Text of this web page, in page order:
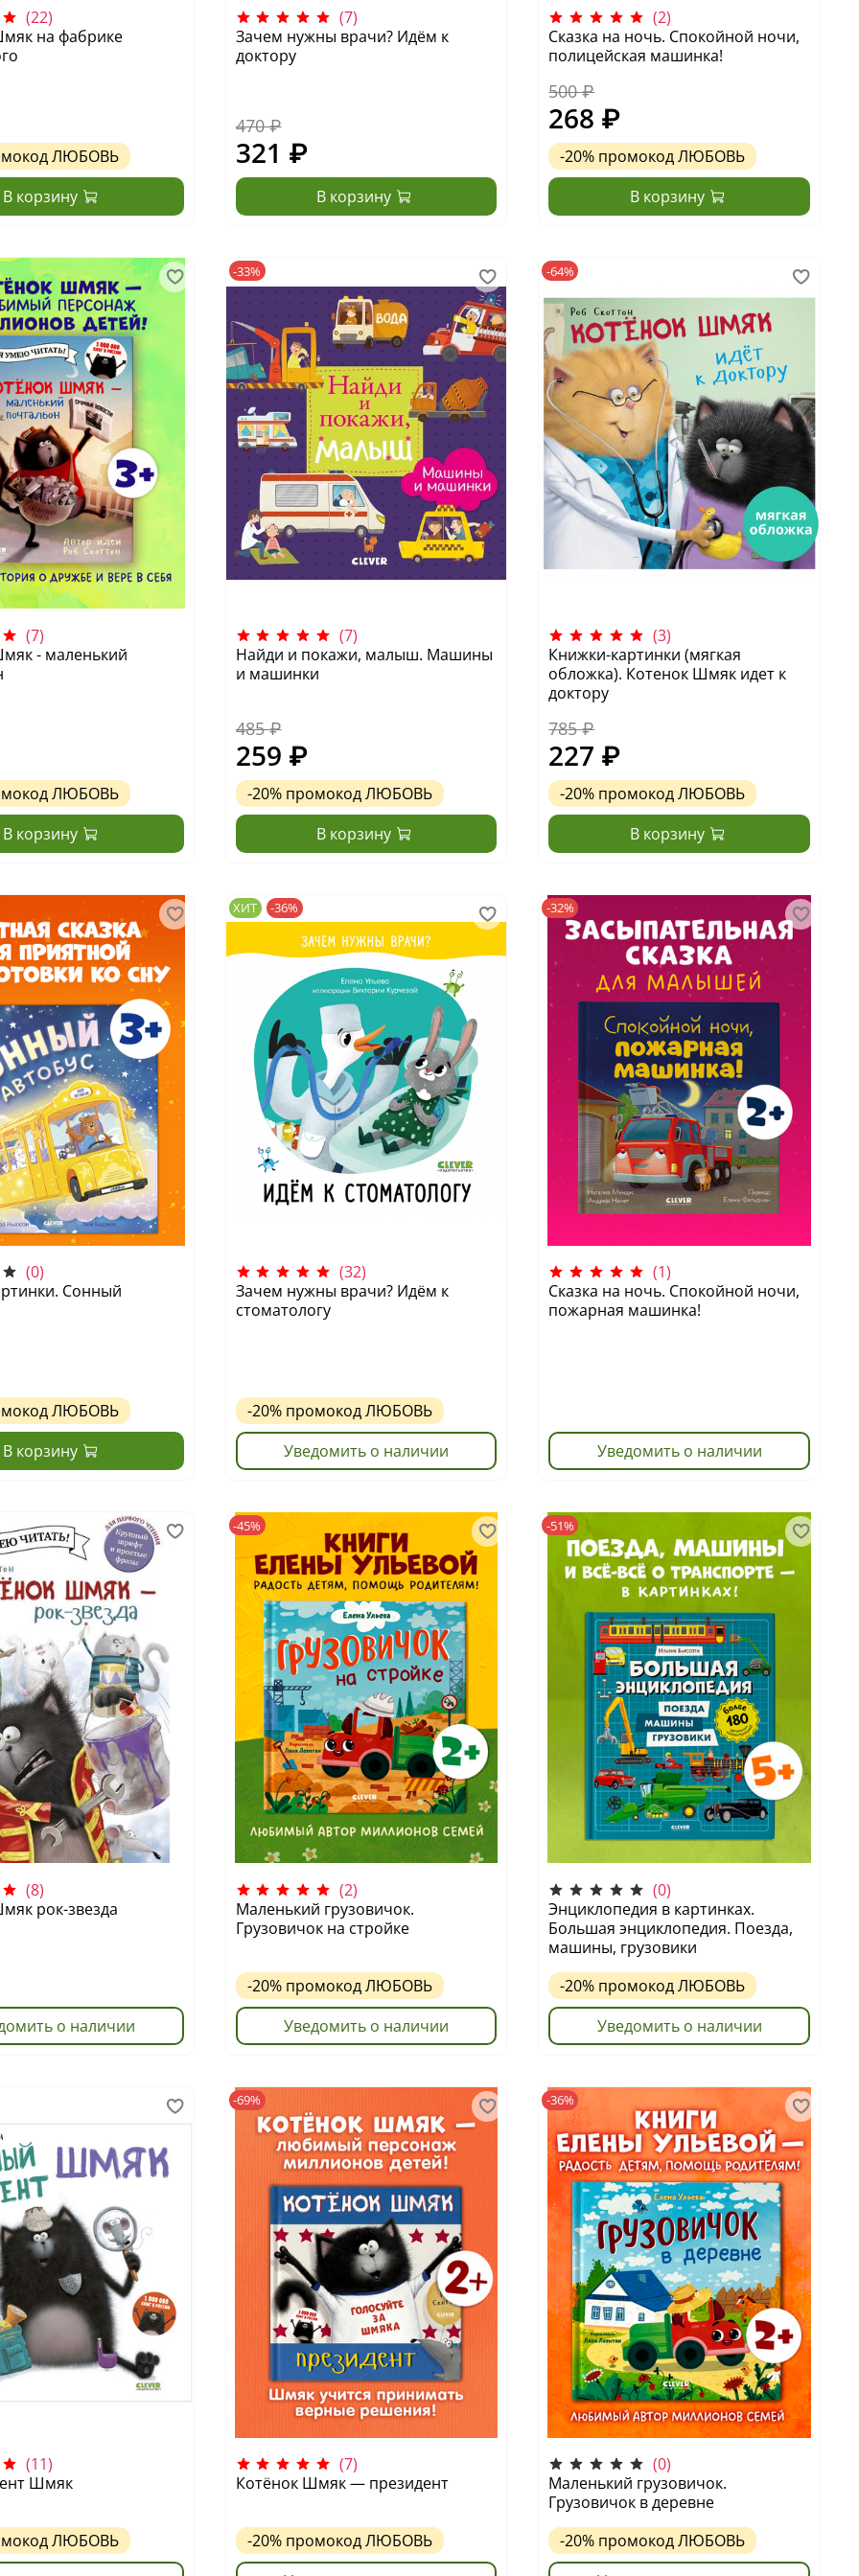
(22)
на фабрике
ЛЮБОВЬ
В корзину
(7)
Зачем нужны врачи? Идём к
доктору
470 ₽
321 ₽
В корзину
(2)
Сказка на ночь. Спокойной ночи,
полицейская машинка!
500 ₽
268 ₽
-20% промокодЛЮБОВЬ
В корзину
(7)
- маленький
ЛЮБОВЬ
В корзину
-33%
(7)
Найди и покажи, малыш. Машины
и машинки
485 ₽
259 ₽
-20% промокодЛЮБОВЬ
В корзину
-64%
(3)
Книжки-картинки (мягкая
обложка). Котенок Шмяк идет к
доктору
785 ₽
227 ₽
-20% промокодЛЮБОВЬ
В корзину
(0)
Сонный
ЛЮБОВЬ
В корзину
ХИТ -36%
(32)
Зачем нужны врачи? Идём к
стоматологу
-20% промокодЛЮБОВЬ
Уведомить о наличии
-32%
(1)
Сказка на ночь. Спокойной ночи,
пожарная машинка!
Уведомить о наличии
(8)
рок-звезда
о наличии
-45%
(2)
Маленький грузовичок.
Грузовичок на стройке
-20% промокодЛЮБОВЬ
Уведомить о наличии
-51%
(0)
Энциклопедия в картинках.
Большая энциклопедия. Поезда,
машины, грузовики
-20% промокодЛЮБОВЬ
Уведомить о наличии
(11)
Шмяк
ЛЮБОВЬ
-69%
(7)
Котёнок Шмяк — президент
-20% промокодЛЮБОВЬ
-36%
(0)
Маленький грузовичок.
Грузовичок в деревне
-20% промокодЛЮБОВЬ